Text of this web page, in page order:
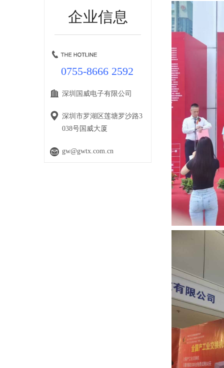
企业信息
0755-8666 2592
深圳国威电子有限公司
深圳市罗湖区莲塘罗沙路3
038号国威大厦
gw@gwtx.com.cn